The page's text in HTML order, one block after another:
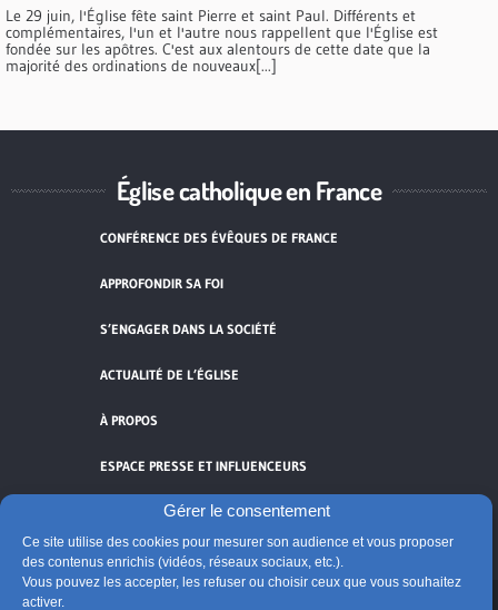
Gérer le consentement
Ce site utilise des cookies pour mesurer son audience et vous proposer
des contenus enrichis (vidéos, réseaux sociaux, etc.).
Vous pouvez les accepter, les refuser ou choisir ceux que vous souhaitez
activer.
Le 29 juin, l'Église fête saint Pierre et saint Paul. Différents et
complémentaires, l'un et l'autre nous rappellent que l'Église est
fondée sur les apôtres. C'est aux alentours de cette date que la
majorité des ordinations de nouveaux[...]
Église catholique en France
CONFÉRENCE DES ÉVÊQUES DE FRANCE
APPROFONDIR SA FOI
S’ENGAGER DANS LA SOCIÉTÉ
ACTUALITÉ DE L’ÉGLISE
À PROPOS
ESPACE PRESSE ET INFLUENCEURS